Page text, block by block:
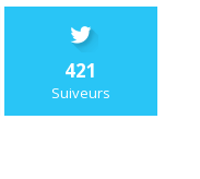
421
Suiveurs